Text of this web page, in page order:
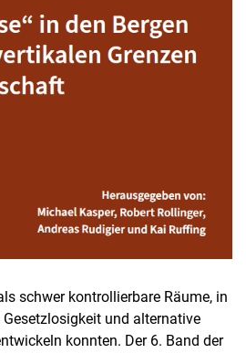
schwer kontrollierbare Räume, in
und alternative
konnten. Der 6. Band der